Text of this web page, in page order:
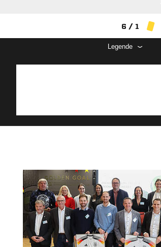
6 / 1
Legende